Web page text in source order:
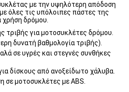
με την υψηλότερη απόδοση
όλες τις υπόλοιπες πάστες της
χρήση δρόμου.
τριβής για μοτοσυκλέτες δρόμου.
δυνατή βαθμολογία τριβής).
σε υγρές και στεγνές συνθήκες
δίσκους από ανοξείδωτο χάλυβα.
σε μοτοσυκλέτες με ABS.